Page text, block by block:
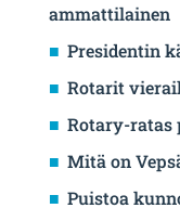
ammattilainen
Presidentin
Rotarit
Rotary-ratas
Mitä on
Puistoa